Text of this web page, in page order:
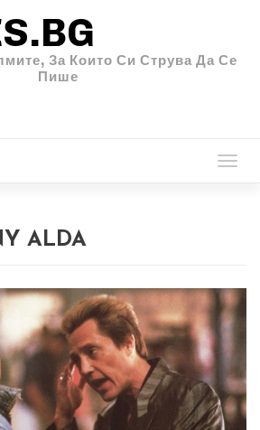
За Които Си Струва Да Се
Пише
ALDA